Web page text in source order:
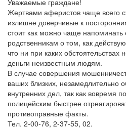
Жертвами аферистов чаще всего
излишне доверчивые к
стоит как можно чаще
родственникам о том, как
что ни при каких обстоятельствах
деньги неизвестным людям.
В случае совершения
ваших близких, незамедлительно
внутренних дел, так как вовремя
полицейским быстрее
противоправные факты.
Тел. 2-00-76, 2-37-55, 02.